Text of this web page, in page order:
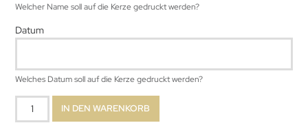
Welcher Name soll auf die Kerze gedruckt werden?
Datum
Welches Datum soll auf die Kerze gedruckt werden?
Nora
Menge
IN DEN WARENKORB